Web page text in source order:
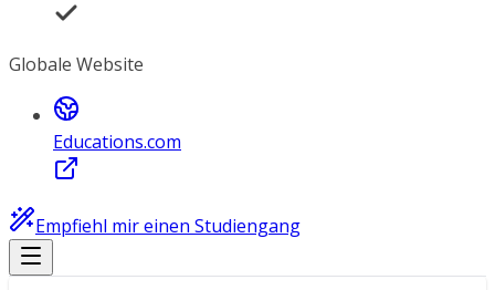
Globale Website
Educations.com
Empfiehl mir einen Studiengang